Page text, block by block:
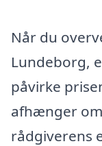
Når du
Lundeborg,
påvirke
afhænger
rådgiverens